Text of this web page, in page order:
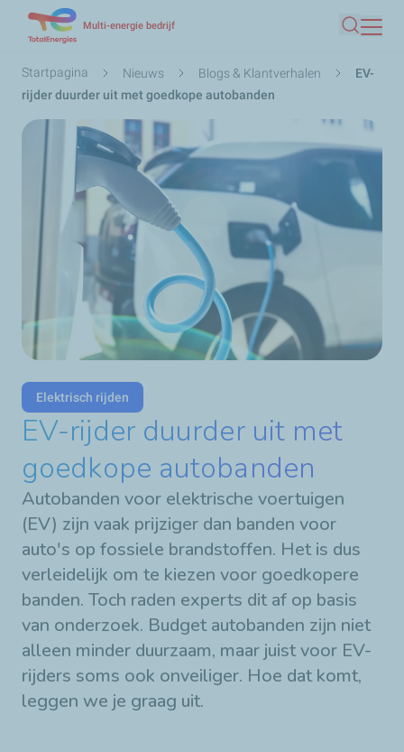
naar
de
Multi-energie bedrijf
Zoeken
Kruimelpad
Startpagina Nieuws Blogs & Klantverhalen
EV-
rijder duurder uit met goedkope autobanden
Elektrisch rijden
EV-rijder duurder uit met
goedkope autobanden
Autobanden voor elektrische voertuigen
(EV) zijn vaak prijziger dan banden voor
auto's op fossiele brandstoffen. Het is dus
verleidelijk om te kiezen voor goedkopere
banden. Toch raden experts dit af op basis
van onderzoek. Budget autobanden zijn niet
alleen minder duurzaam, maar juist voor EV-
rijders soms ook onveiliger. Hoe dat komt,
leggen we je graag uit.